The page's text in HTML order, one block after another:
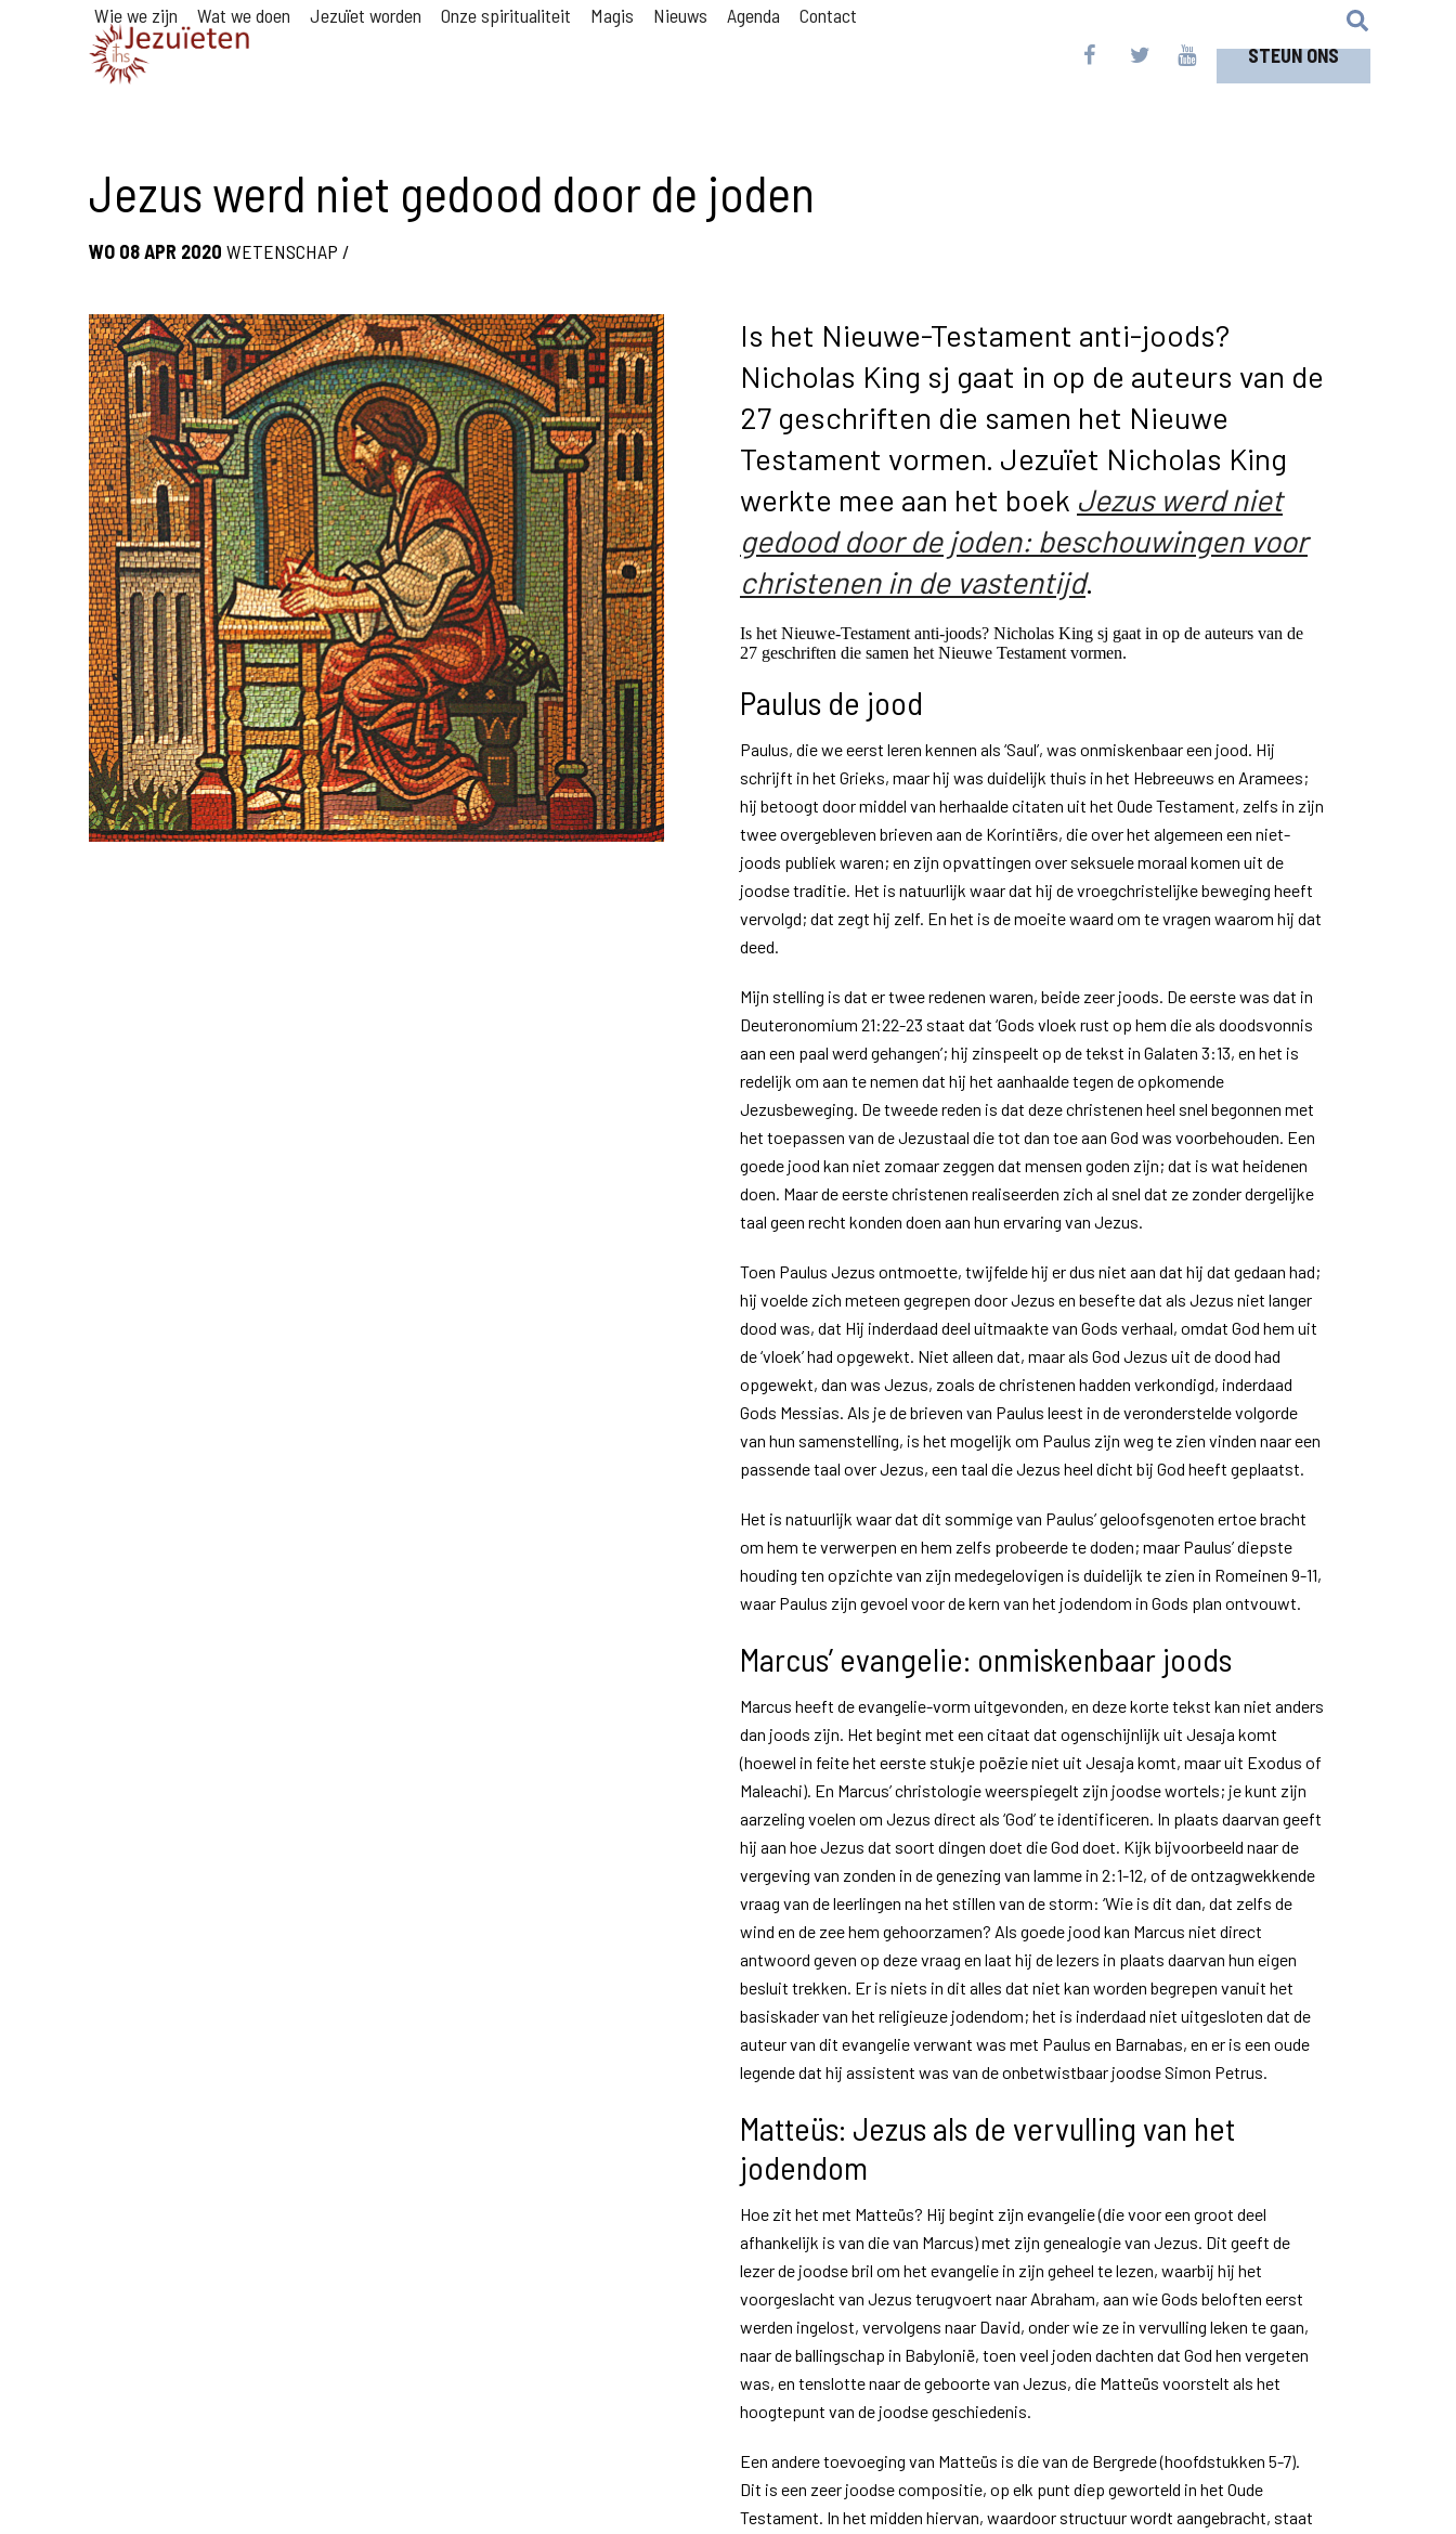
STEUN ONS
Wie we zijn Wat we doen Jezuïet worden Onze spiritualiteit Magis Nieuws Agenda Contact
Jezus werd niet gedood door de joden
WO 08 APR 2020 WETENSCHAP /
Is het Nieuwe-Testament anti-joods?
Nicholas King sj gaat in op de auteurs van de
27 geschriften die samen het Nieuwe
Testament vormen. Jezuïet Nicholas King
werkte mee aan het boek Jezus werd niet
gedood door de joden: beschouwingen voor
christenen in de vastentijd.
Is het Nieuwe-Testament anti-joods? Nicholas King sj gaat in op de auteurs van de
27 geschriften die samen het Nieuwe Testament vormen.
Paulus de jood
Paulus, die we eerst leren kennen als ‘Saul’, was onmiskenbaar een jood. Hij
schrijft in het Grieks, maar hij was duidelijk thuis in het Hebreeuws en Aramees;
hij betoogt door middel van herhaalde citaten uit het Oude Testament, zelfs in zijn
twee overgebleven brieven aan de Korintiërs, die over het algemeen een niet-
joods publiek waren; en zijn opvattingen over seksuele moraal komen uit de
joodse traditie. Het is natuurlijk waar dat hij de vroegchristelijke beweging heeft
vervolgd; dat zegt hij zelf. En het is de moeite waard om te vragen waarom hij dat
deed.
Mijn stelling is dat er twee redenen waren, beide zeer joods. De eerste was dat in
Deuteronomium 21:22-23 staat dat ‘Gods vloek rust op hem die als doodsvonnis
aan een paal werd gehangen’; hij zinspeelt op de tekst in Galaten 3:13, en het is
redelijk om aan te nemen dat hij het aanhaalde tegen de opkomende
Jezusbeweging. De tweede reden is dat deze christenen heel snel begonnen met
het toepassen van de Jezustaal die tot dan toe aan God was voorbehouden. Een
goede jood kan niet zomaar zeggen dat mensen goden zijn; dat is wat heidenen
doen. Maar de eerste christenen realiseerden zich al snel dat ze zonder dergelijke
taal geen recht konden doen aan hun ervaring van Jezus.
Toen Paulus Jezus ontmoette, twijfelde hij er dus niet aan dat hij dat gedaan had;
hij voelde zich meteen gegrepen door Jezus en besefte dat als Jezus niet langer
dood was, dat Hij inderdaad deel uitmaakte van Gods verhaal, omdat God hem uit
de ‘vloek’ had opgewekt. Niet alleen dat, maar als God Jezus uit de dood had
opgewekt, dan was Jezus, zoals de christenen hadden verkondigd, inderdaad
Gods Messias. Als je de brieven van Paulus leest in de veronderstelde volgorde
van hun samenstelling, is het mogelijk om Paulus zijn weg te zien vinden naar een
passende taal over Jezus, een taal die Jezus heel dicht bij God heeft geplaatst.
Het is natuurlijk waar dat dit sommige van Paulus’ geloofsgenoten ertoe bracht
om hem te verwerpen en hem zelfs probeerde te doden; maar Paulus’ diepste
houding ten opzichte van zijn medegelovigen is duidelijk te zien in Romeinen 9-11,
waar Paulus zijn gevoel voor de kern van het jodendom in Gods plan ontvouwt.
Marcus’ evangelie: onmiskenbaar joods
Marcus heeft de evangelie-vorm uitgevonden, en deze korte tekst kan niet anders
dan joods zijn. Het begint met een citaat dat ogenschijnlijk uit Jesaja komt
(hoewel in feite het eerste stukje poëzie niet uit Jesaja komt, maar uit Exodus of
Maleachi). En Marcus’ christologie weerspiegelt zijn joodse wortels; je kunt zijn
aarzeling voelen om Jezus direct als ‘God’ te identificeren. In plaats daarvan geeft
hij aan hoe Jezus dat soort dingen doet die God doet. Kijk bijvoorbeeld naar de
vergeving van zonden in de genezing van lamme in 2:1-12, of de ontzagwekkende
vraag van de leerlingen na het stillen van de storm: ‘Wie is dit dan, dat zelfs de
wind en de zee hem gehoorzamen? Als goede jood kan Marcus niet direct
antwoord geven op deze vraag en laat hij de lezers in plaats daarvan hun eigen
besluit trekken. Er is niets in dit alles dat niet kan worden begrepen vanuit het
basiskader van het religieuze jodendom; het is inderdaad niet uitgesloten dat de
auteur van dit evangelie verwant was met Paulus en Barnabas, en er is een oude
legende dat hij assistent was van de onbetwistbaar joodse Simon Petrus.
Matteüs: Jezus als de vervulling van het
jodendom
Hoe zit het met Matteüs? Hij begint zijn evangelie (die voor een groot deel
afhankelijk is van die van Marcus) met zijn genealogie van Jezus. Dit geeft de
lezer de joodse bril om het evangelie in zijn geheel te lezen, waarbij hij het
voorgeslacht van Jezus terugvoert naar Abraham, aan wie Gods beloften eerst
werden ingelost, vervolgens naar David, onder wie ze in vervulling leken te gaan,
naar de ballingschap in Babylonië, toen veel joden dachten dat God hen vergeten
was, en tenslotte naar de geboorte van Jezus, die Matteüs voorstelt als het
hoogtepunt van de joodse geschiedenis.
Een andere toevoeging van Matteüs is die van de Bergrede (hoofdstukken 5-7).
Dit is een zeer joodse compositie, op elk punt diep geworteld in het Oude
Testament. In het midden hiervan, waardoor structuur wordt aangebracht, staat